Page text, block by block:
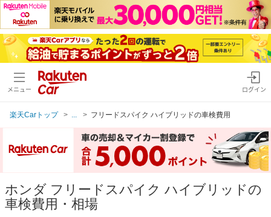
メニュー ログイン
楽天Carトップ フリードスパイク ハイブリッドの車検費用
ホンダ フリードスパイク ハイブリッドの
車検費用・相場